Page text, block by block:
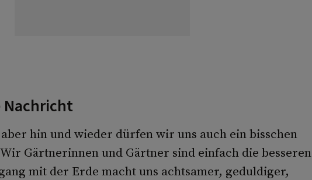
hin und wieder dürfen wir uns auch ein bisschen
Gärtnerinnen und Gärtner sind einfach die besseren
mit der Erde macht uns achtsamer, geduldiger,